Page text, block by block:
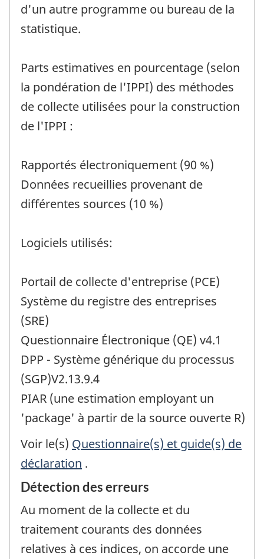
d'un autre programme ou bureau de la
statistique.
Parts estimatives en pourcentage (selon
la pondération de l'IPPI) des méthodes
de collecte utilisées pour la construction
de l'IPPI :
Rapportés électroniquement (90 %)
Données recueillies provenant de
différentes sources (10 %)
Logiciels utilisés:
Portail de collecte d'entreprise (PCE)
Système du registre des entreprises
(SRE)
Questionnaire Électronique (QE) v4.1
DPP - Système générique du processus
(SGP)V2.13.9.4
PIAR (une estimation employant un
'package' à partir de la source ouverte R)
Voir le(s) Questionnaire(s) et guide(s) de
déclaration .
Détection des erreurs
Au moment de la collecte et du
traitement courants des données
relatives à ces indices, on accorde une